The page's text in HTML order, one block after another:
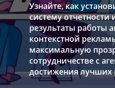
Узнайте, как
систему отчетности
результаты работы
контекстной
максимальную
сотрудничестве с
достижения лучших